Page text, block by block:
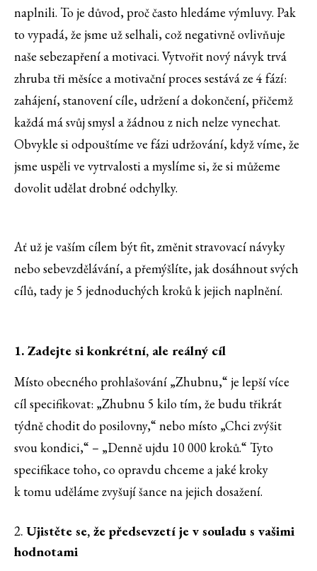
naplnili. To je důvod, proč často hledáme výmluvy. Pak
to vypadá, že jsme už selhali, což negativně ovlivňuje
naše sebezapření a motivaci. Vytvořit nový návyk trvá
zhruba tři měsíce a motivační proces sestává ze 4 fází:
zahájení, stanovení cíle, udržení a dokončení, přičemž
každá má svůj smysl a žádnou z nich nelze vynechat.
Obvykle si odpouštíme ve fázi udržování, když víme, že
jsme uspěli ve vytrvalosti a myslíme si, že si můžeme
dovolit udělat drobné odchylky.
Ať už je vaším cílem být fit, změnit stravovací návyky
nebo sebevzdělávání, a přemýšlíte, jak dosáhnout svých
cílů, tady je 5 jednoduchých kroků k jejich naplnění.
1. Zadejte si konkrétní, ale reálný cíl
Místo obecného prohlašování „Zhubnu,“ je lepší více
cíl specifikovat: „Zhubnu 5 kilo tím, že budu třikrát
týdně chodit do posilovny,“ nebo místo „Chci zvýšit
svou kondici,“ – „Denně ujdu 10 000 kroků.“ Tyto
specifikace toho, co opravdu chceme a jaké kroky
k tomu uděláme zvyšují šance na jejich dosažení.
2. Ujistěte se, že předsevzetí je v souladu s vašimi
hodnotami